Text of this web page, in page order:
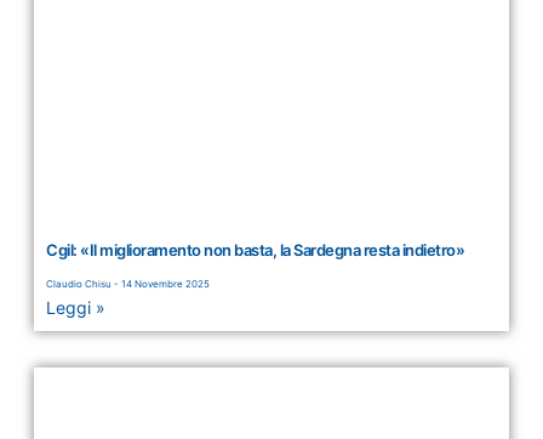
Cgil: «Il miglioramento non basta, la Sardegna resta indietro»
Claudio Chisu 14 Novembre 2025
Leggi »